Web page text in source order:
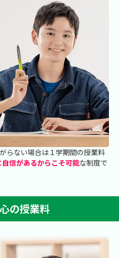
らない場合は１学期間の授業料
信があるからこそ可能な制度で
の授業料